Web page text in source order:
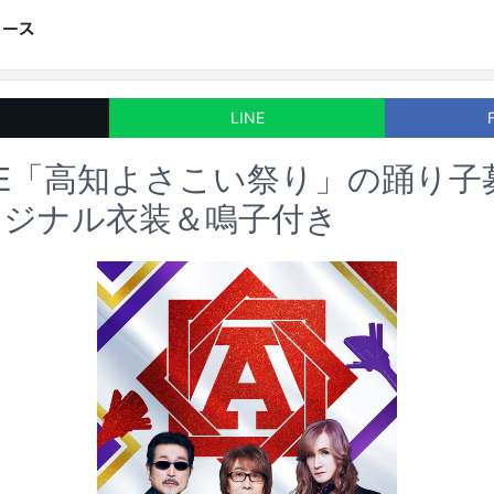
LINE
「高知よさこい祭り」の踊り子
ナル衣装＆鳴子付き